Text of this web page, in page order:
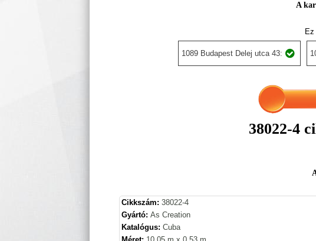
A
1089 Budapest Delej utca 43:
38022-4
Cikkszám: 38022-4
Gyártó: As Creation
Katalógus: Cuba